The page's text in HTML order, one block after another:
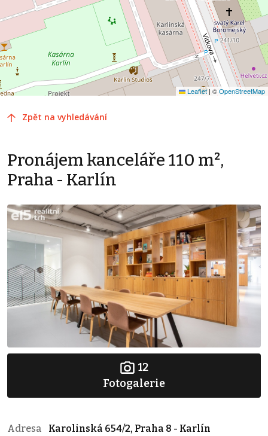
Leaflet | ©OpenStreetMap
Zpět na vyhledávání
Pronájem kanceláře 110 m²,
Praha - Karlín
12
Fotogalerie
Adresa
Karolinská 654/2, Praha 8 - Karlín